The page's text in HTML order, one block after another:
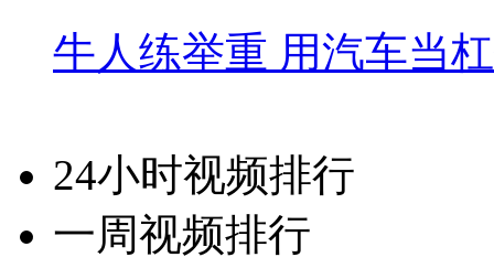
牛人练举重 用汽车当
24小时视频排行
一周视频排行